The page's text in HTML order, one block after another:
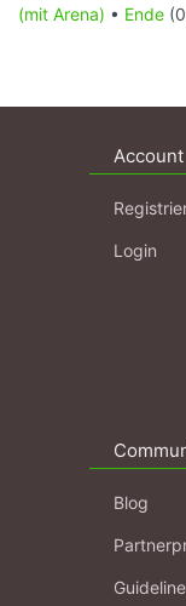
(mit Arena) • Ende
Account
Login
Blog